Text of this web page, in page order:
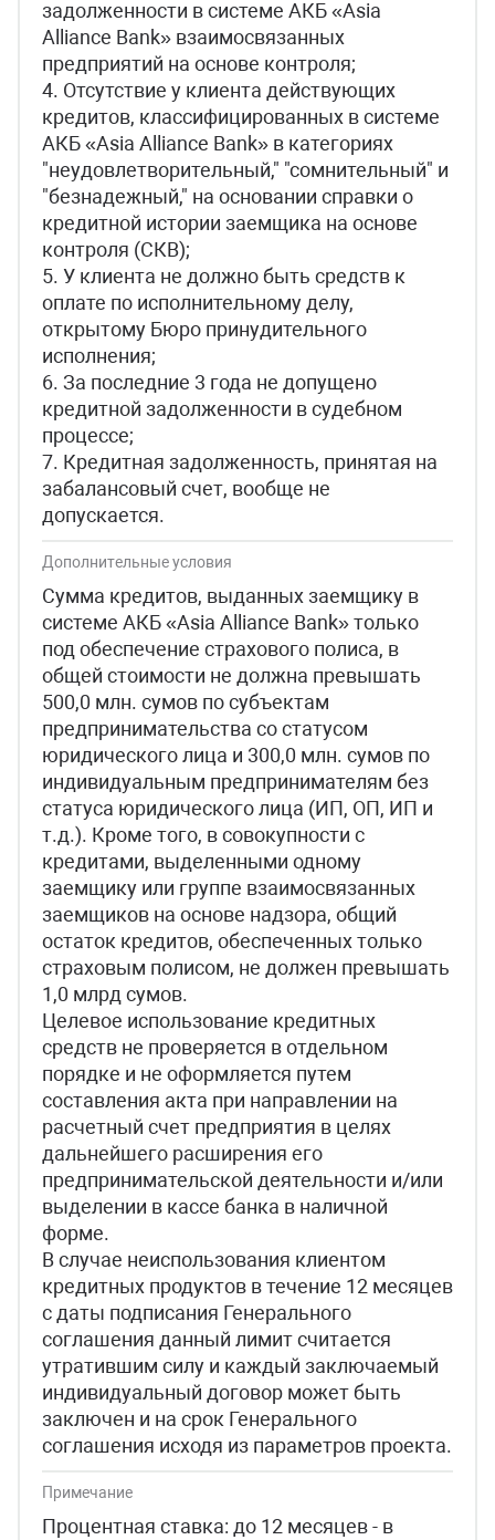
задолженности в системе АКБ «Asia
Alliance Bank» взаимосвязанных
предприятий на основе контроля;
4. Отсутствие у клиента действующих
кредитов, классифицированных в системе
АКБ «Asia Alliance Bank» в категориях
"неудовлетворительный," "сомнительный" и
"безнадежный," на основании справки о
кредитной истории заемщика на основе
контроля (СКВ);
5. У клиента не должно быть средств к
оплате по исполнительному делу,
открытому Бюро принудительного
исполнения;
6. За последние 3 года не допущено
кредитной задолженности в судебном
процессе;
7. Кредитная задолженность, принятая на
забалансовый счет, вообще не
допускается.
Дополнительные условия
Сумма кредитов, выданных заемщику в
системе АКБ «Asia Alliance Bank» только
под обеспечение страхового полиса, в
общей стоимости не должна превышать
500,0 млн. сумов по субъектам
предпринимательства со статусом
юридического лица и 300,0 млн. сумов по
индивидуальным предпринимателям без
статуса юридического лица (ИП, ОП, ИП и
т.д.). Кроме того, в совокупности с
кредитами, выделенными одному
заемщику или группе взаимосвязанных
заемщиков на основе надзора, общий
остаток кредитов, обеспеченных только
страховым полисом, не должен превышать
1,0 млрд сумов.
Целевое использование кредитных
средств не проверяется в отдельном
порядке и не оформляется путем
составления акта при направлении на
расчетный счет предприятия в целях
дальнейшего расширения его
предпринимательской деятельности и/или
выделении в кассе банка в наличной
форме.
В случае неиспользования клиентом
кредитных продуктов в течение 12 месяцев
с даты подписания Генерального
соглашения данный лимит считается
утратившим силу и каждый заключаемый
индивидуальный договор может быть
заключен и на срок Генерального
соглашения исходя из параметров проекта.
Примечание
Процентная ставка: до 12 месяцев - в